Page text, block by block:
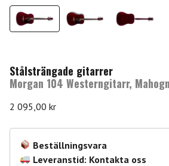
Stålsträngade gitarrer
Morgan 104 Westerngitarr,
2 095,00 kr
Beställningsvara
Leveranstid: Kontakta oss